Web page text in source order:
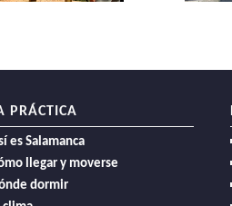
PRÁCTICA
es Salamanca
llegar y moverse
dormir